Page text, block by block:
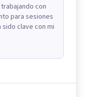
con
para sesiones
clave con mi